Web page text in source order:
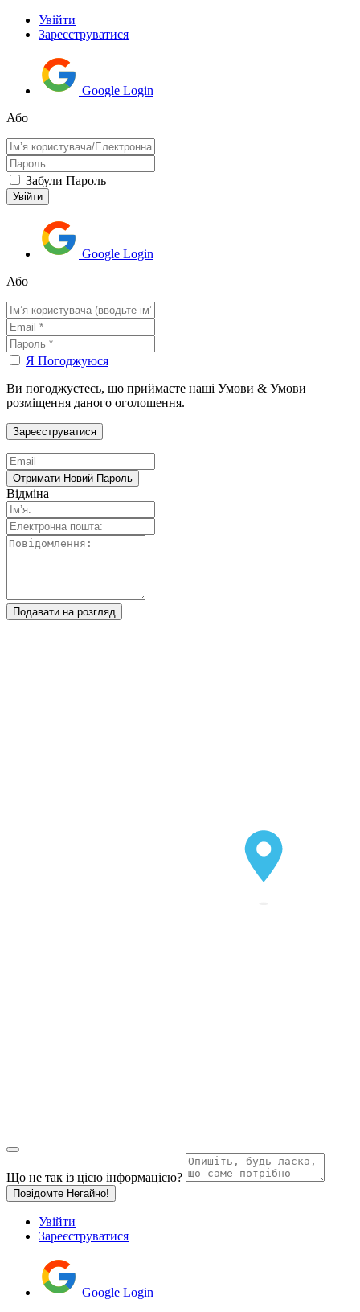
Увійти
Зареєструватися
Google Login
Або
Забули Пароль
Google Login
Або
Я Погоджуюся
Ви погоджуєтесь, що приймаєте наші Умови & Умови
розміщення даного оголошення.
Відміна
Що не так із цією інформацією?
Повідомте Негайно!
Увійти
Зареєструватися
Google Login